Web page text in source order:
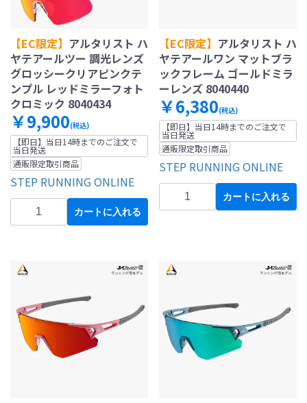
【EC限定】 アルタリスト ハ
ヤテアールツー 調光レンズ
グロッシークリアピンクテ
ンプル レッドミラーフォト
クロミック 8040434
￥9,900(税込)
【即日】当日14時までのご注文で
当日発送
通販限定取引商品
STEP RUNNING ONLINE
カートに入れる
【EC限定】 アルタリスト ハ
ヤテアールワン マットブラ
ックフレーム ゴールドミラ
ーレンズ 8040440
￥6,380(税込)
【即日】当日14時までのご注文で
当日発送
通販限定取引商品
STEP RUNNING ONLINE
カートに入れる